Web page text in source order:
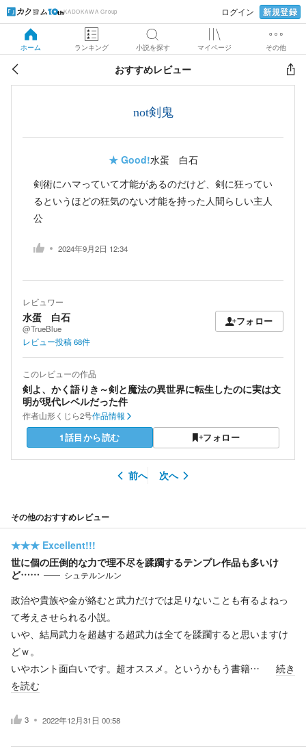
KADOKAWA Group ログイン 新規登録
ホーム ランキング 小説を探す マイページ その他
おすすめレビュー
not剣鬼
★ Good!水蛋 白石
剣術にハマっていて才能があるのだけど、剣に狂ってい
るというほどの狂気のない才能を持った人間らしい主人
公
2024年9月2日 12:34
レビュワー
水蛋 白石
@TrueBlue
フォロー
レビュー投稿68件
このレビューの作品
剣よ、かく語りき～剣と魔法の異世界に転生したのに実は文
明が現代レベルだった件
作者山形くじら2号作品情報
1話目から読む フォロー
前へ 次へ
その他のおすすめレビュー
★★★ Excellent!!!
世に個の圧倒的な力で理不尽を蹂躙するテンプレ作品も多いけ
ど……
シュテルンルン
政治や貴族や金が絡むと武力だけでは足りないことも有るよねっ
て考えさせられる小説。
いや、結局武力を超越する超武力は全てを蹂躙すると思いますけ
どｗ。
いやホント面白いです。超オススメ。というかもう書籍…
続き
を読む
3 2022年12月31日 00:58